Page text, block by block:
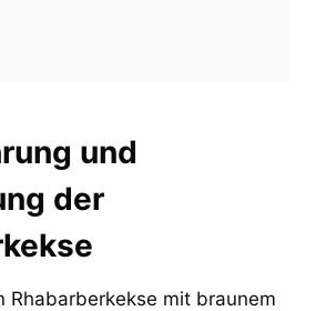
und
der
Rhabarberkekse mit braunem